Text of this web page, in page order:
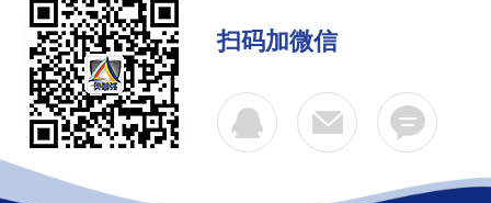
扫码加微信